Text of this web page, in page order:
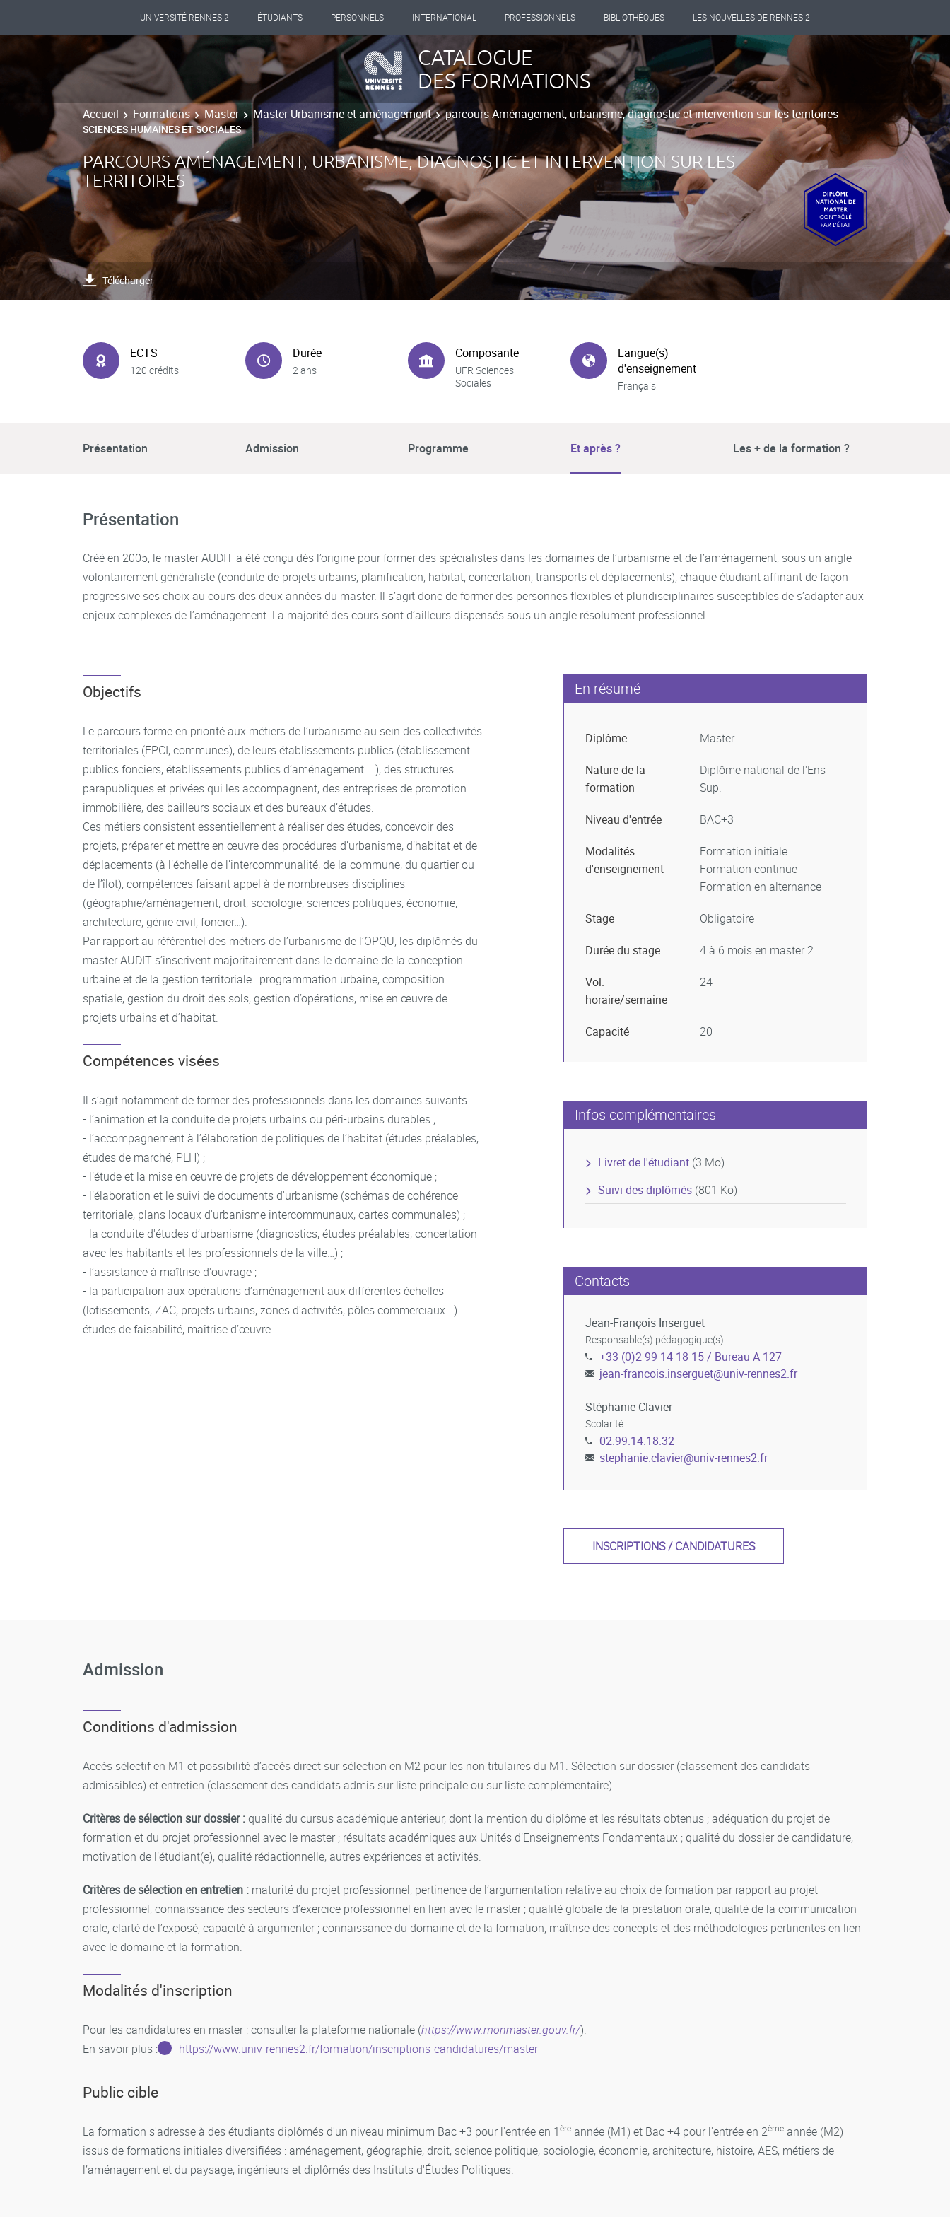
UNIVERSITÉ RENNES 2 ÉTUDIANTS PERSONNELS INTERNATIONAL PROFESSIONNELS BIBLIOTHÈQUES LES NOUVELLES DE RENNES 2
CATALOGUE
DES FORMATIONS
Accueil Formations Master Master Urbanisme et aménagement parcours Aménagement, urbanisme, diagnostic et intervention sur les territoires
SCIENCES HUMAINES ET SOCIALES
PARCOURS AMÉNAGEMENT, URBANISME, DIAGNOSTIC ET INTERVENTION SUR LES
TERRITOIRES
Télécharger
ECTS
120 crédits
Durée
2 ans
Composante
UFR Sciences
Sociales
Langue(s)
d'enseignement
Français
Présentation Admission Programme Et après ? Les + de la formation ?
Présentation
Créé en 2005, le master AUDIT a été conçu dès l’origine pour former des spécialistes dans les domaines de l’urbanisme et de l’aménagement, sous un angle
volontairement généraliste (conduite de projets urbains, planification, habitat, concertation, transports et déplacements), chaque étudiant affinant de façon
progressive ses choix au cours des deux années du master. Il s’agit donc de former des personnes flexibles et pluridisciplinaires susceptibles de s’adapter aux
enjeux complexes de l’aménagement. La majorité des cours sont d’ailleurs dispensés sous un angle résolument professionnel.
Objectifs
Le parcours forme en priorité aux métiers de l’urbanisme au sein des collectivités
territoriales (EPCI, communes), de leurs établissements publics (établissement
publics fonciers, établissements publics d’aménagement ...), des structures
parapubliques et privées qui les accompagnent, des entreprises de promotion
immobilière, des bailleurs sociaux et des bureaux d’études.
Ces métiers consistent essentiellement à réaliser des études, concevoir des
projets, préparer et mettre en œuvre des procédures d’urbanisme, d’habitat et de
déplacements (à l’échelle de l’intercommunalité, de la commune, du quartier ou
de l’îlot), compétences faisant appel à de nombreuses disciplines
(géographie/aménagement, droit, sociologie, sciences politiques, économie,
architecture, génie civil, foncier…).
Par rapport au référentiel des métiers de l’urbanisme de l’OPQU, les diplômés du
master AUDIT s’inscrivent majoritairement dans le domaine de la conception
urbaine et de la gestion territoriale : programmation urbaine, composition
spatiale, gestion du droit des sols, gestion d’opérations, mise en œuvre de
projets urbains et d’habitat.
Compétences visées
Il s’agit notamment de former des professionnels dans les domaines suivants :
- l’animation et la conduite de projets urbains ou péri-urbains durables ;
- l’accompagnement à l’élaboration de politiques de l’habitat (études préalables,
études de marché, PLH) ;
- l’étude et la mise en œuvre de projets de développement économique ;
- l’élaboration et le suivi de documents d'urbanisme (schémas de cohérence
territoriale, plans locaux d'urbanisme intercommunaux, cartes communales) ;
- la conduite d'études d’urbanisme (diagnostics, études préalables, concertation
avec les habitants et les professionnels de la ville…) ;
- l’assistance à maîtrise d'ouvrage ;
- la participation aux opérations d’aménagement aux différentes échelles
(lotissements, ZAC, projets urbains, zones d'activités, pôles commerciaux...) :
études de faisabilité, maîtrise d’œuvre.
En résumé
Diplôme Master
Nature de la
formation
Diplôme national de l'Ens
Sup.
Niveau d'entrée BAC+3
Modalités
d'enseignement
Formation initiale
Formation continue
Formation en alternance
Stage Obligatoire
Durée du stage 4 à 6 mois en master 2
Vol.
horaire/semaine
24
Capacité 20
Infos complémentaires
Livret de l'étudiant (3 Mo)
Suivi des diplômés (801 Ko)
Contacts
Jean-François Inserguet
Responsable(s) pédagogique(s)
+33 (0)2 99 14 18 15 / Bureau A 127
jean-francois.inserguet@univ-rennes2.fr
Stéphanie Clavier
Scolarité
02.99.14.18.32
stephanie.clavier@univ-rennes2.fr
INSCRIPTIONS / CANDIDATURES
Admission
Conditions d'admission
Accès sélectif en M1 et possibilité d’accès direct sur sélection en M2 pour les non titulaires du M1. Sélection sur dossier (classement des candidats
admissibles) et entretien (classement des candidats admis sur liste principale ou sur liste complémentaire).
Critères de sélection sur dossier :qualité du cursus académique antérieur, dont la mention du diplôme et les résultats obtenus ; adéquation du projet de
formation et du projet professionnel avec le master ; résultats académiques aux Unités d’Enseignements Fondamentaux ; qualité du dossier de candidature,
motivation de l’étudiant(e), qualité rédactionnelle, autres expériences et activités.
Critères de sélection en entretien : maturité du projet professionnel, pertinence de l’argumentation relative au choix de formation par rapport au projet
professionnel, connaissance des secteurs d’exercice professionnel en lien avec le master ; qualité globale de la prestation orale, qualité de la communication
orale, clarté de l’exposé, capacité à argumenter ; connaissance du domaine et de la formation, maîtrise des concepts et des méthodologies pertinentes en lien
avec le domaine et la formation.
Modalités d'inscription
Pour les candidatures en master : consulter la plateforme nationale (https://www.monmaster.gouv.fr/).
En savoir plus :
https://www.univ-rennes2.fr/formation/inscriptions-candidatures/master
Public cible
La formation s'adresse à des étudiants diplômés d'un niveau minimum Bac +3 pour l'entrée en 1ère année (M1) et Bac +4 pour l'entrée en 2ème année (M2)
issus de formations initiales diversifiées : aménagement, géographie, droit, science politique, sociologie, économie, architecture, histoire, AES, métiers de
l’aménagement et du paysage, ingénieurs et diplômés des Instituts d'Études Politiques.